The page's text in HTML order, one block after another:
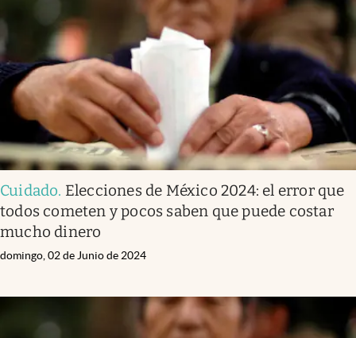
Cuidado. Elecciones de México 2024: el error que
todos cometen y pocos saben que puede costar
mucho dinero
domingo, 02 de Junio de 2024